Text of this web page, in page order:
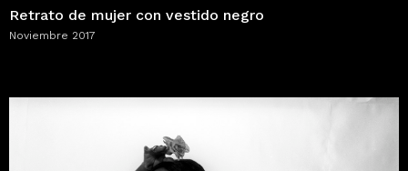
Retrato de mujer con vestido negro
Noviembre 2017